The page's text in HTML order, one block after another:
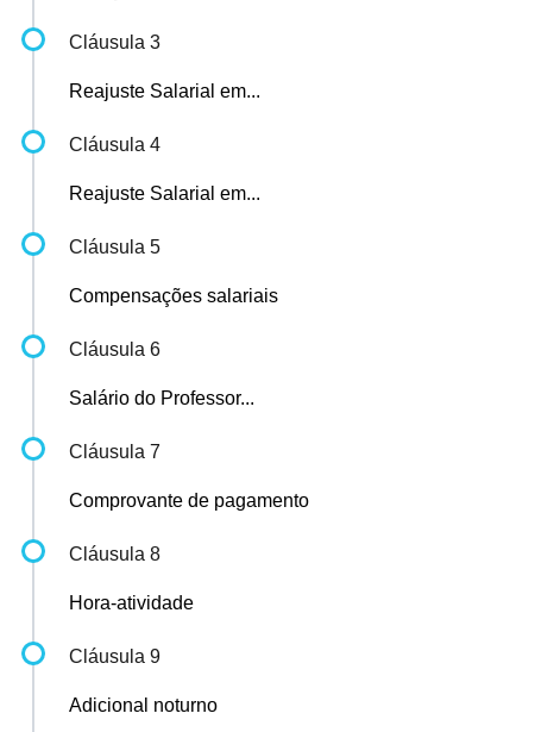
Cláusula 3
Reajuste Salarial em...
Cláusula 4
Reajuste Salarial em...
Cláusula 5
Compensações salariais
Cláusula 6
Salário do Professor...
Cláusula 7
Comprovante de pagamento
Cláusula 8
Hora-atividade
Cláusula 9
Adicional noturno